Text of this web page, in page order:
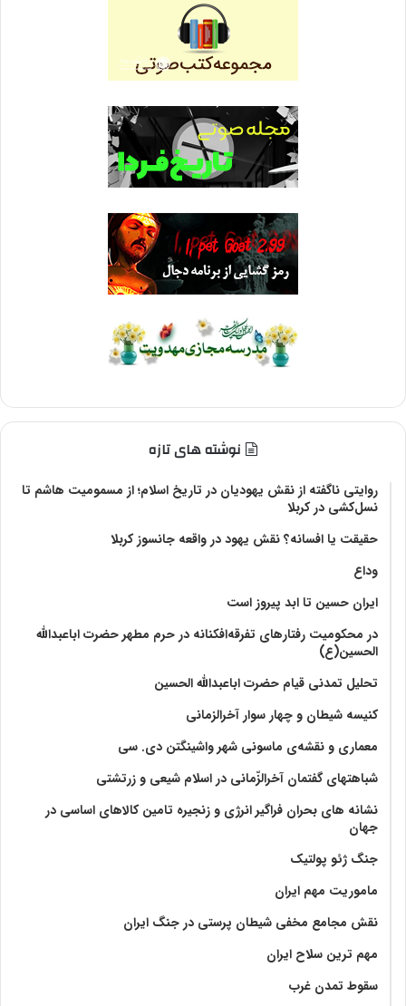
نوشته های تازه
روایتی ناگفته از نقش یهودیان در تاریخ اسلام؛ از مسمومیت هاشم تا
نسل‌کشی در کربلا
حقیقت یا افسانه؟‌ نقش یهود در واقعه جانسوز کربلا
وداع
ایران حسین تا ابد پیروز است
در محکومیت رفتارهای تفرقه‌افکنانه در حرم مطهر حضرت اباعبدالله
الحسین(ع)
تحلیل تمدنی قیام حضرت اباعبدالله الحسین
کنیسه شیطان و چهار سوار آخرالزمانی
معماری و نقشه‌ی ماسونی شهر واشينگتن دی. سی
شباهتهای گفتمان آخر‌الزّمانی در اسلام شیعی و زرتشتی
نشانه های بحران فراگیر انرژی و زنجیره تامین کالاهای اساسی در
جهان
جنگ ژئو پولتیک
ماموریت مهم ایران
نقش مجامع مخفی شیطان پرستی در جنگ ایران
مهم ترین سلاح ایران
سقوط تمدن غرب